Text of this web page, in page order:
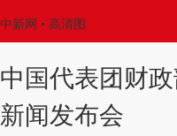
中新网 • 高清图
中国代表团财
新闻发布会